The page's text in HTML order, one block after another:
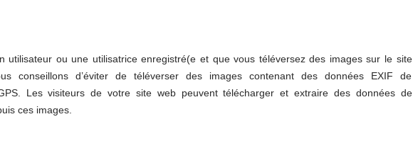
utilisateur ou une utilisatrice enregistré(e et que vous téléversez des images sur le site
conseillons d’éviter de téléverser des images contenant des données EXIF de
Les visiteurs de votre site web peuvent télécharger et extraire des données de
ces images.